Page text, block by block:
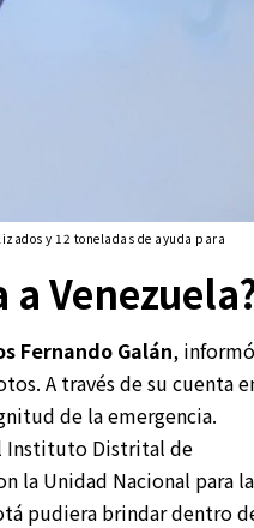
y 12 toneladas de ayuda para
Fernando Galán, informó
A través de su cuenta
de la emergencia.
Instituto Distrital de
la Unidad Nacional para la
pudiera brindar dentro